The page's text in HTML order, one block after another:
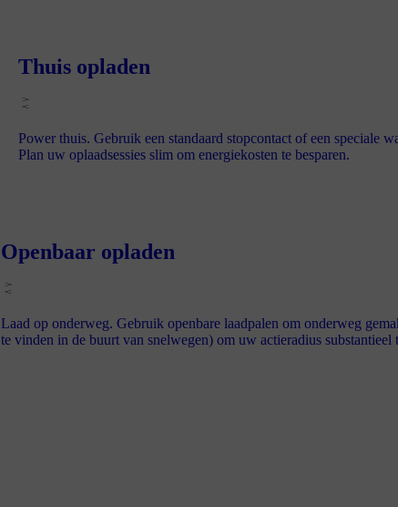
Thuis opladen
Power thuis. Gebruik een standaard stopcontact of een speciale
Plan uw oplaadsessies slim om energiekosten te besparen.
Openbaar opladen
Laad op onderweg. Gebruik openbare laadpalen om onderweg
te vinden in de buurt van snelwegen) om uw actieradius substantieel